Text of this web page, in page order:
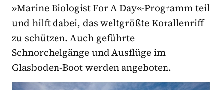
»Marine Biologist For A Day«-Programm teil
und hilft dabei, das weltgrößte Korallenriff
zu schützen. Auch geführte
Schnorchelgänge und Ausflüge im
Glasboden-Boot werden angeboten.